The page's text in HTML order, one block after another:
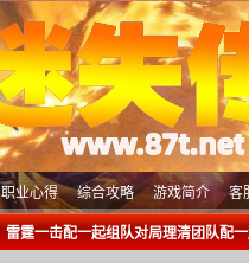
客
游戏简介
综合攻略
职业心得
雷霆一击配一起组队对局理清团队配